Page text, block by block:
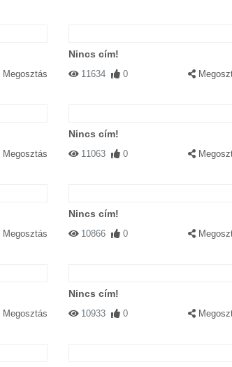
Megosztás
Nincs cím!
11634 0
Megosztás
Nincs cím!
11063 0
Megosztás
Nincs cím!
10866 0
Megosztás
Nincs cím!
10933 0